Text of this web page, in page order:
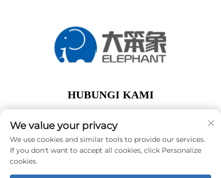
HUBUNGI KAMI
Jalan Dalong Guangzhou Guangdong Tiongkok
Telp:+86-15119752340
E-Mail:[email protected]
We value your privacy
We use cookies and similar tools to provide our services.
If you don't want to accept all cookies, click Personalize
cookies.